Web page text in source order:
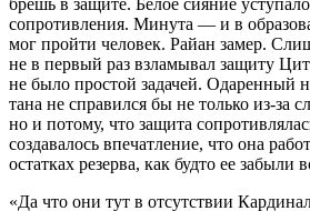
сопротивления. Минута — и в
мог пройти человек. Райан замер.
не в первый раз взламывал защиту
не было простой задачей. Одаренный
тана не справился бы не только из-за
но и потому, что защита
создавалось впечатление, что она
остатках резерва, как будто ее забыли
«Да что они тут в отсутствии